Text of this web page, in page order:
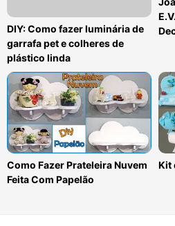
DIY: Como fazer luminária de
garrafa pet e colheres de
plástico linda
Como Fazer Prateleira Nuvem
Feita Com Papelão
Kit